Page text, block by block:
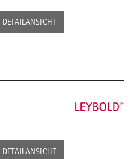
DETAILANSICHT
DETAILANSICHT